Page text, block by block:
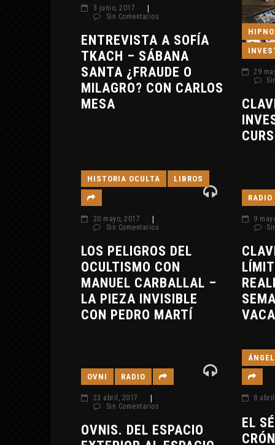
3 junio, 2017
Sin Comentarios
ENTREVISTA A SOFÍA
TKACH – SÁBANA
SANTA ¿FRAUDE O
MILAGRO? CON CARLOS
MESA
29
HISTORIA OCULTA LIBROS
20 mayo, 2017
Sin Comentarios
LOS PELIGROS DEL
OCULTISMO CON
MANUEL CARBALLAL –
LA PIEZA INVISIBLE
CON PEDRO MARTÍ
RADIO
9
OVNI RADIO
23 abril, 2017
Sin Comentarios
OVNIS. DEL ESPACIO
8
EL